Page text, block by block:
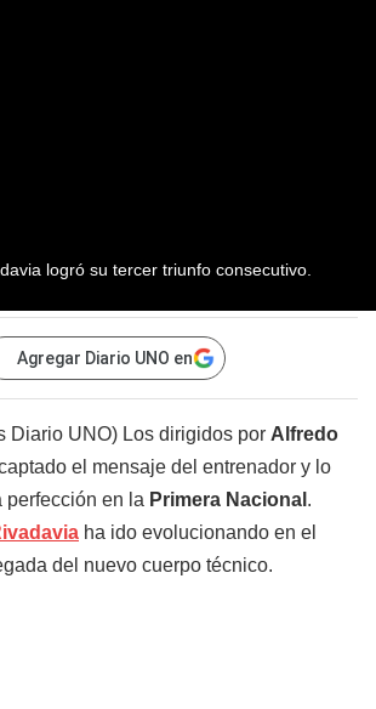
logró su tercer triunfo consecutivo.
Agregar Diario UNO en
Diario UNO) Los dirigidos por Alfredo
el mensaje del entrenador y lo
perfección en la Primera Nacional .
ha ido evolucionando en el
del nuevo cuerpo técnico.